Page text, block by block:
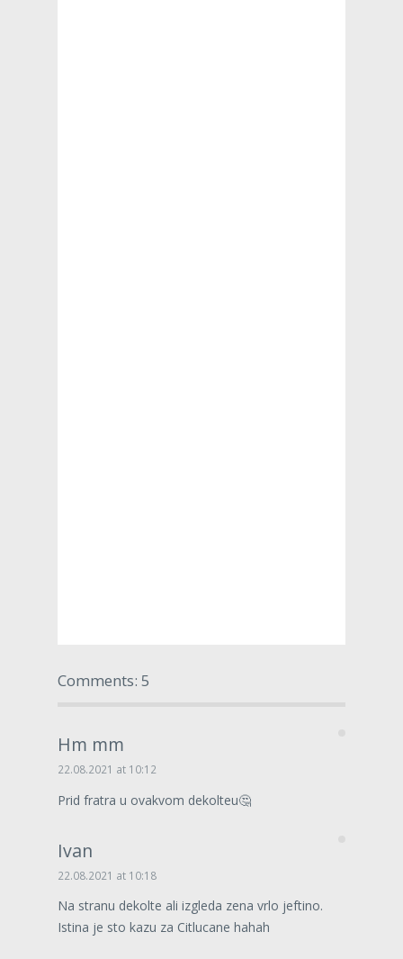
Comments: 5
Hm mm
22.08.2021 at 10:12
Prid fratra u ovakvom dekolteu🤔
Ivan
22.08.2021 at 10:18
Na stranu dekolte ali izgleda zena vrlo jeftino.
Istina je sto kazu za Citlucane hahah